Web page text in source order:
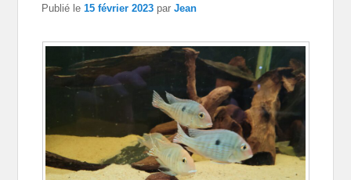
Publié le15 février 2023 parJean